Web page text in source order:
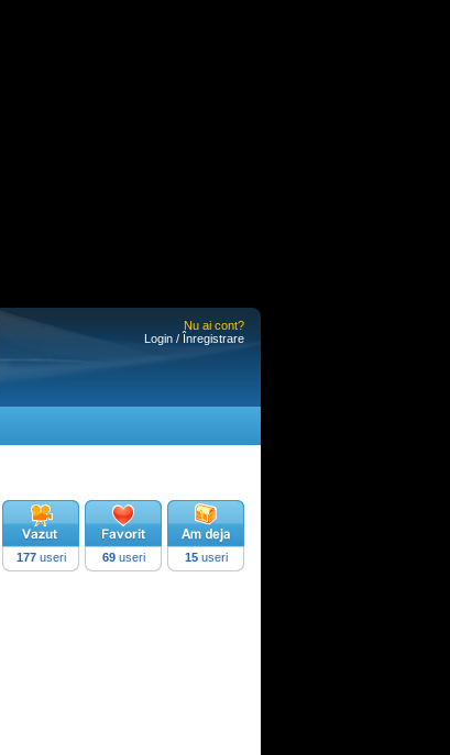
Nu ai cont?
Login / Înregistrare
177useri 69useri 15useri